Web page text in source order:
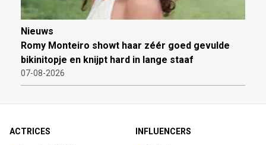
Nieuws
Romy Monteiro showt haar zéér goed gevulde
bikinitopje en knijpt hard in lange staaf
07-08-2026
ACTRICES
INFLUENCERS